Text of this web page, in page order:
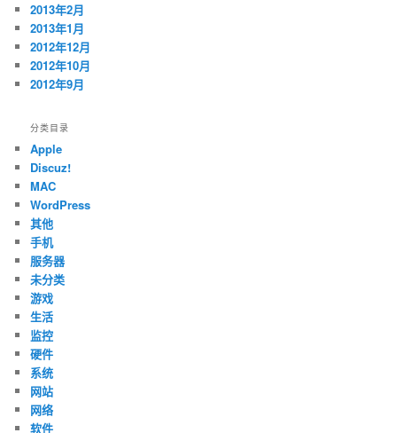
2013年2月
2013年1月
2012年12月
2012年10月
2012年9月
分类目录
Apple
Discuz!
MAC
WordPress
其他
手机
服务器
未分类
游戏
生活
监控
硬件
系统
网站
网络
软件